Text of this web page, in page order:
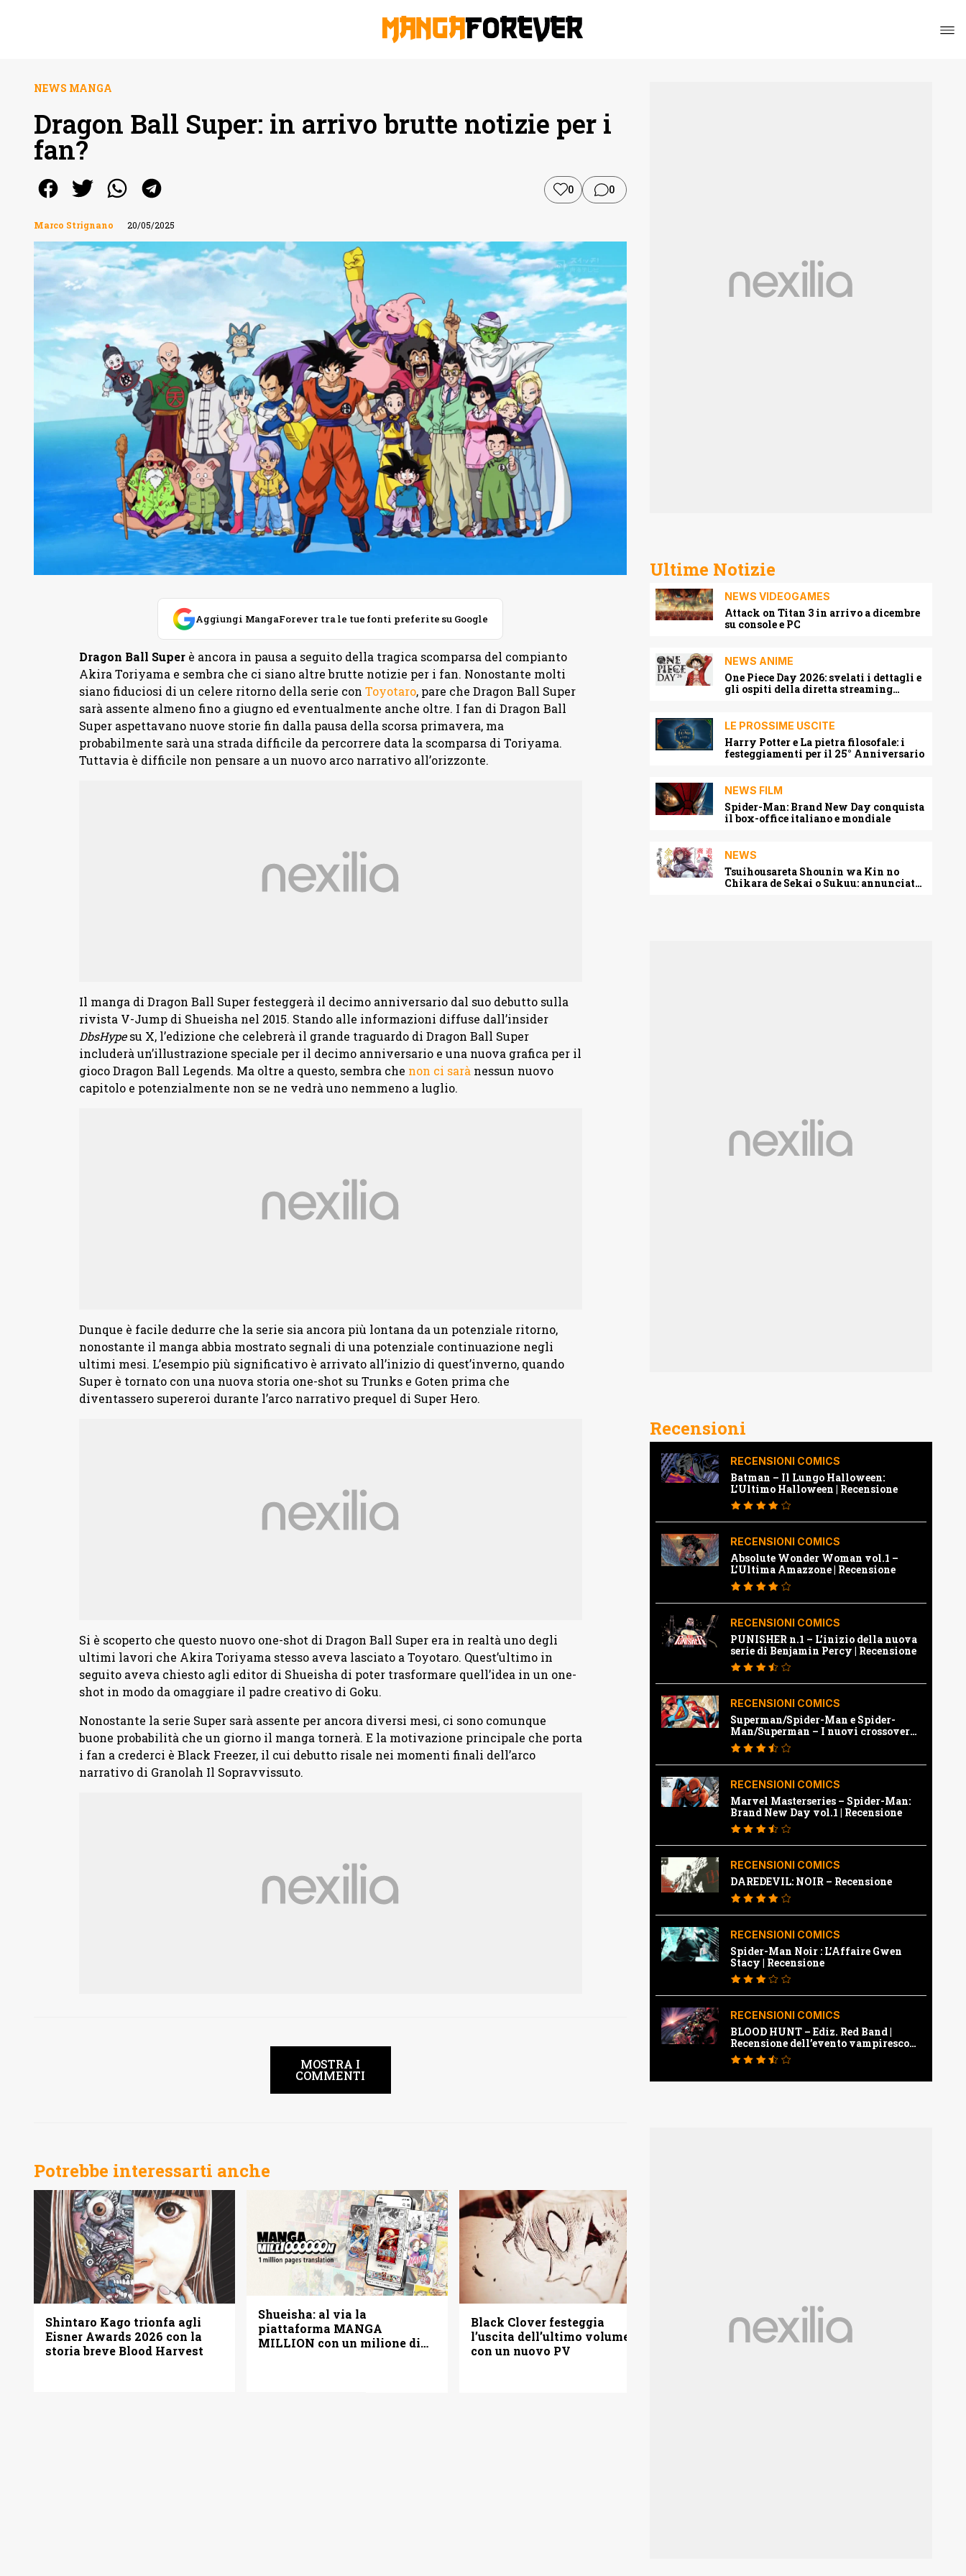
NEWS MANGA
Dragon Ball Super: in arrivo brutte notizie per i
fan?
0 0
Marco Strignano 20/05/2025
Aggiungi MangaForever tra le tue fonti preferite su Google
Dragon Ball Superè ancora in pausa a seguito della tragica scomparsa del compianto
Akira Toriyama e sembra che ci siano altre brutte notizie per i fan. Nonostante molti
siano fiduciosi di un celere ritorno della serie con Toyotaro, pare che Dragon Ball Super
sarà assente almeno fino a giugno ed eventualmente anche oltre. I fan di Dragon Ball
Super aspettavano nuove storie fin dalla pausa della scorsa primavera, ma
probabilmente sarà una strada difficile da percorrere data la scomparsa di Toriyama.
Tuttavia è difficile non pensare a un nuovo arco narrativo all’orizzonte.
Il manga di Dragon Ball Super festeggerà il decimo anniversario dal suo debutto sulla
rivista V-Jump di Shueisha nel 2015. Stando alle informazioni diffuse dall’insider
DbsHypesu X, l’edizione che celebrerà il grande traguardo di Dragon Ball Super
includerà un’illustrazione speciale per il decimo anniversario e una nuova grafica per il
gioco Dragon Ball Legends. Ma oltre a questo, sembra che non ci sarà nessun nuovo
capitolo e potenzialmente non se ne vedrà uno nemmeno a luglio.
Dunque è facile dedurre che la serie sia ancora più lontana da un potenziale ritorno,
nonostante il manga abbia mostrato segnali di una potenziale continuazione negli
ultimi mesi. L’esempio più significativo è arrivato all’inizio di quest’inverno, quando
Super è tornato con una nuova storia one-shot su Trunks e Goten prima che
diventassero supereroi durante l’arco narrativo prequel di Super Hero.
Si è scoperto che questo nuovo one-shot di Dragon Ball Super era in realtà uno degli
ultimi lavori che Akira Toriyama stesso aveva lasciato a Toyotaro. Quest’ultimo in
seguito aveva chiesto agli editor di Shueisha di poter trasformare quell’idea in un one-
shot in modo da omaggiare il padre creativo di Goku.
Nonostante la serie Super sarà assente per ancora diversi mesi, ci sono comunque
buone probabilità che un giorno il manga tornerà. E la motivazione principale che porta
i fan a crederci è Black Freezer, il cui debutto risale nei momenti finali dell’arco
narrativo di Granolah Il Sopravvissuto.
MOSTRA I
COMMENTI
Potrebbe interessarti anche
Shintaro Kago trionfa agli
Eisner Awards 2026 con la
storia breve Blood Harvest
Shueisha: al via la
piattaforma MANGA
MILLION con un milione di
Black Clover festeggia
l’uscita dell’ultimo volume
con un nuovo PV
Ultime Notizie
NEWS VIDEOGAMES
Attack on Titan 3 in arrivo a dicembre
su console e PC
NEWS ANIME
One Piece Day 2026: svelati i dettagli e
gli ospiti della diretta streaming
LE PROSSIME USCITE
Harry Potter e La pietra filosofale: i
festeggiamenti per il 25° Anniversario
NEWS FILM
Spider-Man: Brand New Day conquista
il box-office italiano e mondiale
NEWS
Tsuihousareta Shounin wa Kin no
Chikara de Sekai o Sukuu: annunciato
Recensioni
RECENSIONI COMICS
Batman – Il Lungo Halloween:
L’Ultimo Halloween | Recensione
RECENSIONI COMICS
Absolute Wonder Woman vol.1 –
L’Ultima Amazzone | Recensione
RECENSIONI COMICS
PUNISHER n.1 – L’inizio della nuova
serie di Benjamin Percy | Recensione
RECENSIONI COMICS
Superman/Spider-Man e Spider-
Man/Superman – I nuovi crossover
Marvel e Dc | Recensione
RECENSIONI COMICS
Marvel Masterseries – Spider-Man:
Brand New Day vol.1 | Recensione
RECENSIONI COMICS
DAREDEVIL: NOIR – Recensione
RECENSIONI COMICS
Spider-Man Noir : L’Affaire Gwen
Stacy | Recensione
RECENSIONI COMICS
BLOOD HUNT – Ediz. Red Band |
Recensione dell’evento vampiresco
della Marvel